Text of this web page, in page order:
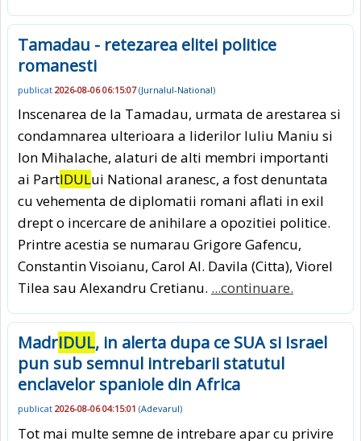
Tamadau - retezarea elitei politice
romanesti
publicat 2026-08-06 06:15:07(Jurnalul-National)
Inscenarea de la Tamadau, urmata de arestarea si
condamnarea ulterioara a liderilor Iuliu Maniu si
Ion Mihalache, alaturi de alti membri importanti
ai PartIDULui National aranesc, a fost denuntata
cu vehementa de diplomatii romani aflati in exil
drept o incercare de anihilare a opozitiei politice.
Printre acestia se numarau Grigore Gafencu,
Constantin Visoianu, Carol Al. Davila (Citta), Viorel
Tilea sau Alexandru Cretianu. ...continuare.
MadrIDUL, in alerta dupa ce SUA si Israel
pun sub semnul intrebarii statutul
enclavelor spaniole din Africa
publicat 2026-08-06 04:15:01 (Adevarul)
Tot mai multe semne de intrebare apar cu privire